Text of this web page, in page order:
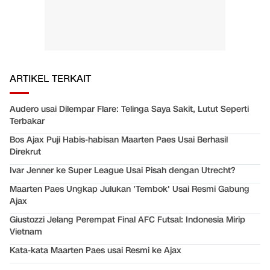
ARTIKEL TERKAIT
Audero usai Dilempar Flare: Telinga Saya Sakit, Lutut Seperti
Terbakar
Bos Ajax Puji Habis-habisan Maarten Paes Usai Berhasil
Direkrut
Ivar Jenner ke Super League Usai Pisah dengan Utrecht?
Maarten Paes Ungkap Julukan 'Tembok' Usai Resmi Gabung
Ajax
Giustozzi Jelang Perempat Final AFC Futsal: Indonesia Mirip
Vietnam
Kata-kata Maarten Paes usai Resmi ke Ajax